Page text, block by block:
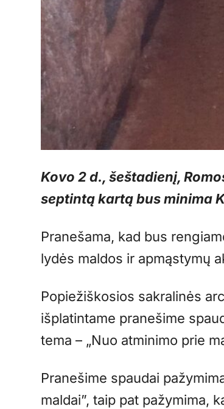
Kovo 2 d., šeštadienį,
septintą kartą bus minima
Pranešama, kad bus
lydės maldos ir apmąstymų
Popiežiškosios sakralinės
išplatintame pranešime
tema – „Nuo atminimo prie
Pranešime spaudai
maldai”, taip pat pažymima,